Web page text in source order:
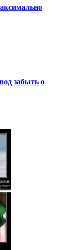
забыть о